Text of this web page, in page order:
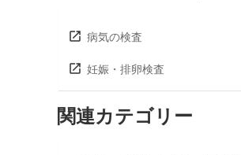
病気の検査
妊娠・排卵検査
関連カテゴリー